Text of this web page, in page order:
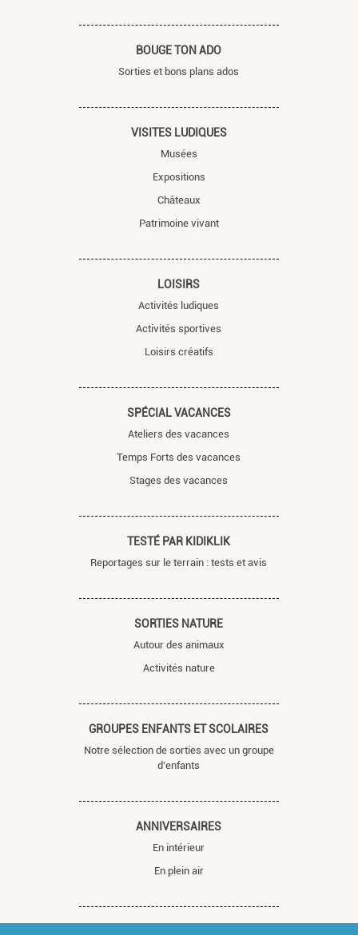
BOUGE TON ADO
Sorties et bons plans ados
VISITES LUDIQUES
Musées
Expositions
Châteaux
Patrimoine vivant
LOISIRS
Activités ludiques
Activités sportives
Loisirs créatifs
SPÉCIAL VACANCES
Ateliers des vacances
Temps Forts des vacances
Stages des vacances
TESTÉ PAR KIDIKLIK
Reportages sur le terrain : tests et avis
SORTIES NATURE
Autour des animaux
Activités nature
GROUPES ENFANTS ET SCOLAIRES
Notre sélection de sorties avec un groupe
d'enfants
ANNIVERSAIRES
En intérieur
En plein air